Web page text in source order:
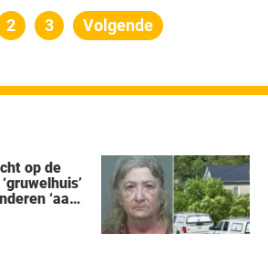
Berichten
Pagina
2 Pagina
3 Volgende
op de
‘aan